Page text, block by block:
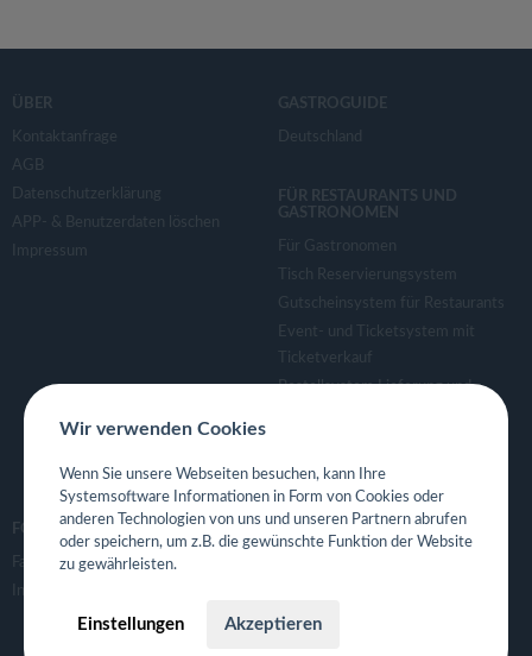
ÜBER
Kontaktanfrage
AGB
Datenschutzerklärung
APP- & Benutzerdaten löschen
Impressum
GASTROGUIDE
Deutschland
FÜR RESTAURANTS UND
GASTRONOMEN
Für Gastronomen
Tisch Reservierungsystem
Gutscheinsystem für Restaurants
Event- und Ticketsystem mit
Ticketverkauf
Bestellsystem Lieferung und
Eigene App für Restaurant
FOLGE UNS
Facebook
Instagram
Wir verwenden Cookies
Wenn Sie unsere Webseiten besuchen, kann Ihre
Systemsoftware Informationen in Form von Cookies oder
anderen Technologien von uns und unseren Partnern abrufen
oder speichern, um z.B. die gewünschte Funktion der Website
zu gewährleisten.
Einstellungen Akzeptieren